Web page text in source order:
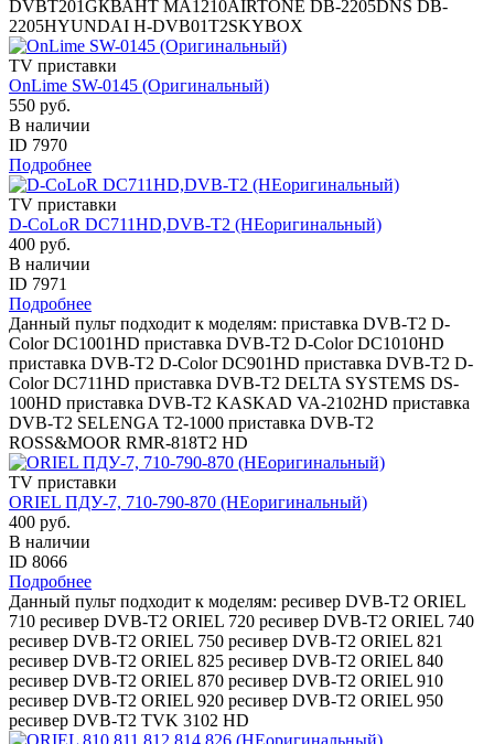
DVBT201GКВАНТ MA1210AIRTONE DB-2205DNS DB-
2205HYUNDAI H-DVB01T2SKYBOX
TV приставки
OnLime SW-0145 (Оригинальный)
550 руб.
В наличии
ID 7970
Подробнее
TV приставки
D-CoLoR DC711HD,DVB-T2 (НЕоригинальный)
400 руб.
В наличии
ID 7971
Подробнее
Данный пульт подходит к моделям: приставка DVB-T2 D-
Color DC1001HD приставка DVB-T2 D-Color DC1010HD
приставка DVB-T2 D-Color DC901HD приставка DVB-T2 D-
Color DC711HD приставка DVB-T2 DELTA SYSTEMS DS-
100HD приставка DVB-T2 KASKAD VA-2102HD приставка
DVB-T2 SELENGA T2-1000 приставка DVB-T2
ROSS&MOOR RMR-818T2 HD
TV приставки
ORIEL ПДУ-7, 710-790-870 (НЕоригинальный)
400 руб.
В наличии
ID 8066
Подробнее
Данный пульт подходит к моделям: ресивер DVB-T2 ORIEL
710 ресивер DVB-T2 ORIEL 720 ресивер DVB-T2 ORIEL 740
ресивер DVB-T2 ORIEL 750 ресивер DVB-T2 ORIEL 821
ресивер DVB-T2 ORIEL 825 ресивер DVB-T2 ORIEL 840
ресивер DVB-T2 ORIEL 870 ресивер DVB-T2 ORIEL 910
ресивер DVB-T2 ORIEL 920 ресивер DVB-T2 ORIEL 950
ресивер DVB-T2 TVK 3102 HD